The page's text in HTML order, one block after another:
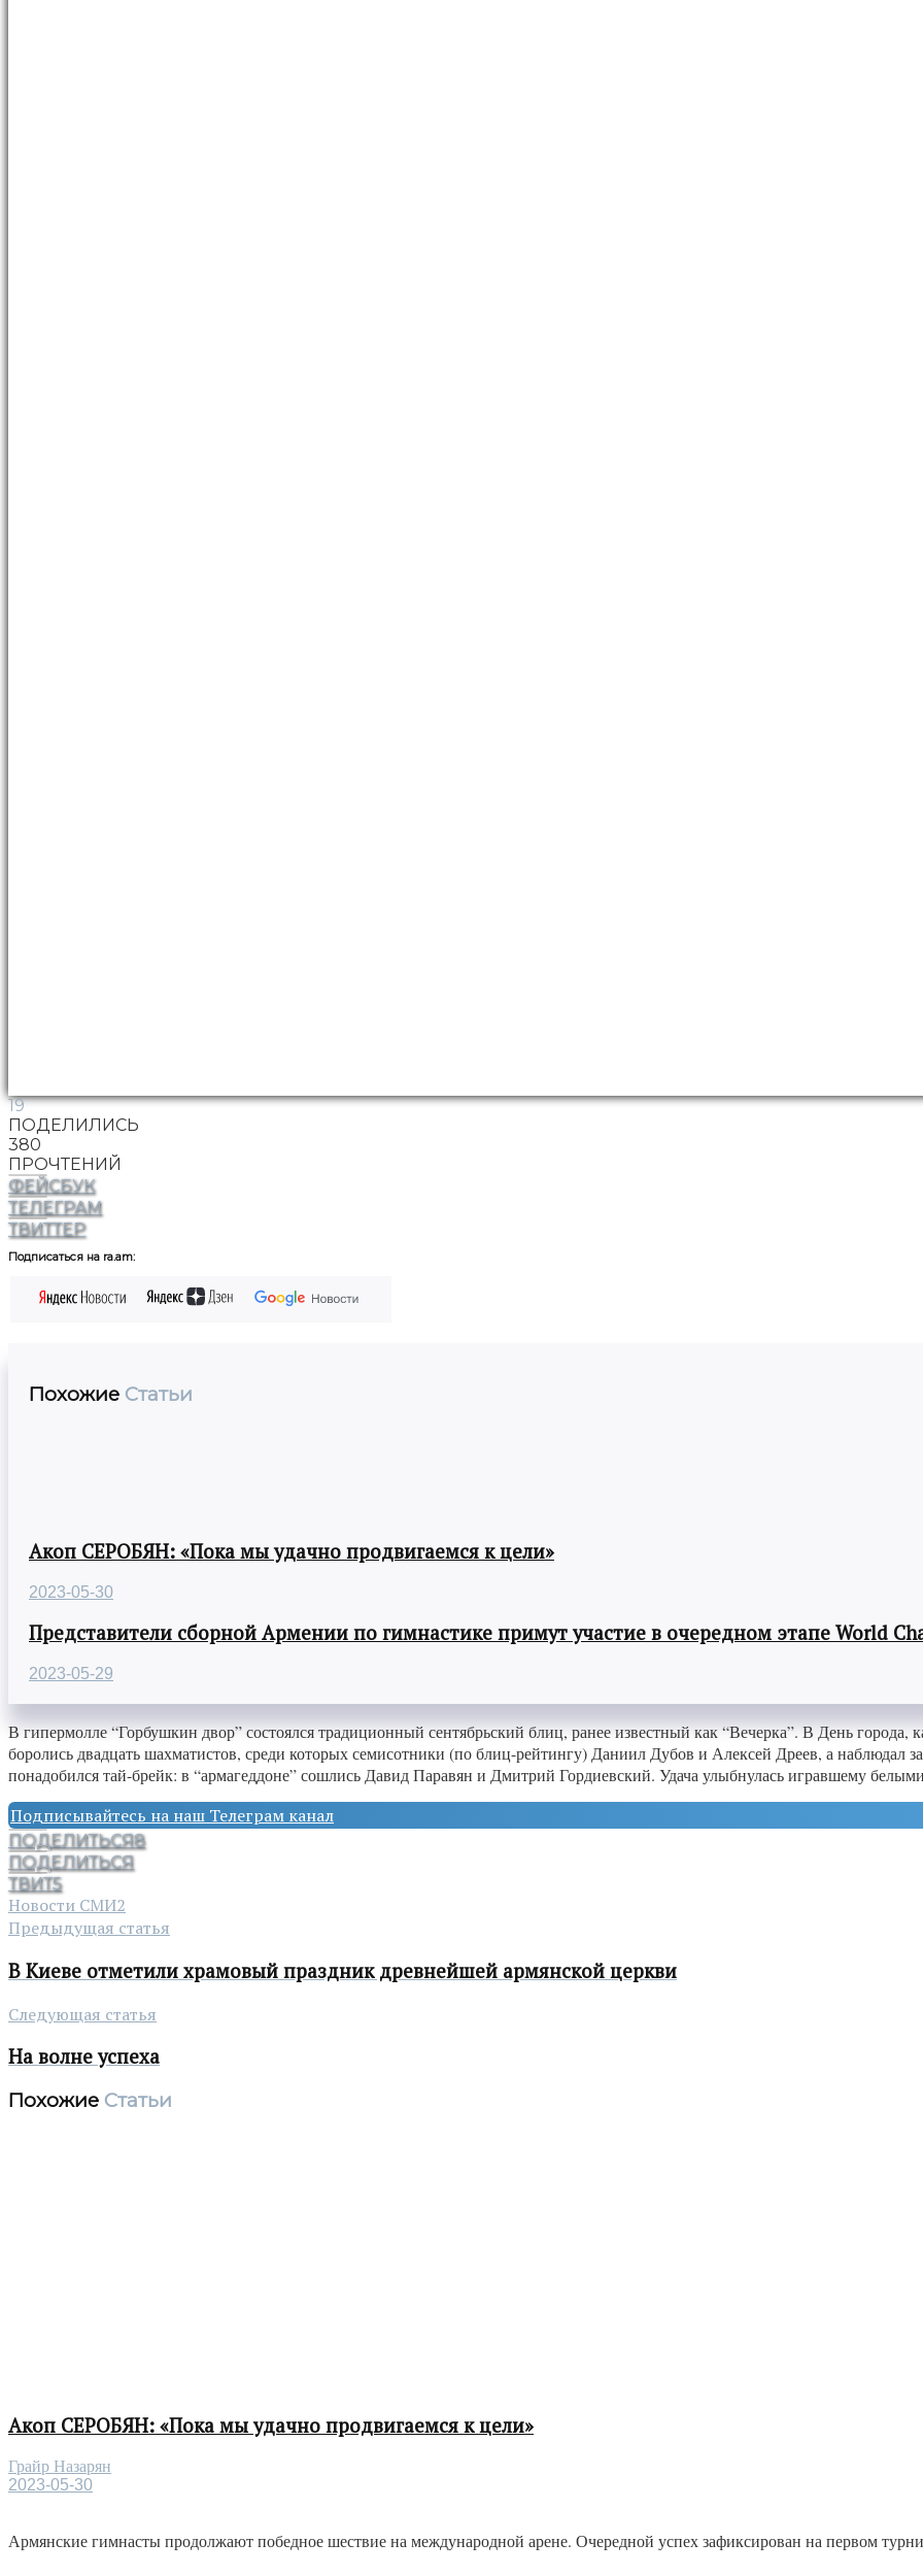
19
ПОДЕЛИЛИСЬ
380
ПРОЧТЕНИЙ
ФЕЙСБУК
ТЕЛЕГРАМ
ТВИТТЕР
Подписаться на ra.am:
Похожие Статьи
Акоп СЕРОБЯН: «Пока мы удачно продвигаемся к цели»
2023-05-30
Представители сборной Армении по гимнастике примут участие в очередном этапе World
2023-05-29
В гипермолле “Горбушкин двор” состоялся традиционный сентябрьский блиц, ранее известный как “Вечерка”. В День города,
боролись двадцать шахматистов, среди которых семисотники (по блиц-рейтингу) Даниил Дубов и Алексей Дреев, а
понадобился тай-брейк: в “армагеддоне” сошлись Давид Паравян и Дмитрий Гордиевский. Удача улыбнулась игравшему
Подписывайтесь на наш Телеграм канал
ПОДЕЛИТЬСЯ8
ПОДЕЛИТЬСЯ
ТВИТ5
Новости СМИ2
Предыдущая статья
В Киеве отметили храмовый праздник древнейшей армянской церкви
Следующая статья
На волне успеха
Похожие Статьи
Акоп СЕРОБЯН: «Пока мы удачно продвигаемся к цели»
Грайр Назарян
2023-05-30
Армянские гимнасты продолжают победное шествие на международной арене. Очередной успех зафиксирован на первом